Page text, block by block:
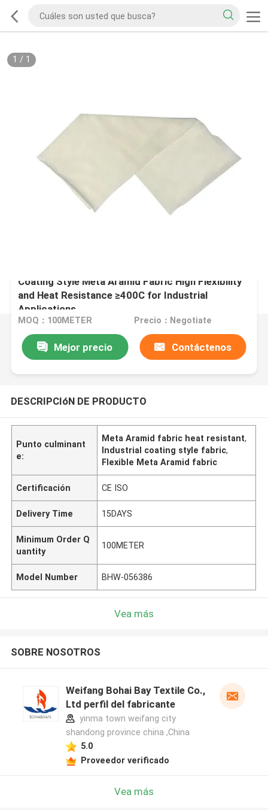
1 / 1
Coating Style Meta Aramid Fabric High Flexibility
and Heat Resistance ≥400C for Industrial
Applications
MOQ：100METER Precio：Negotiate
Mejor precio Contáctenos
DESCRIPCIóN DE PRODUCTO
Punto culminant
e:
Meta Aramid fabric heat resistant,
Industrial coating style fabric,
Flexible Meta Aramid fabric
Certificación CE ISO
Delivery Time 15DAYS
Minimum Order Q
uantity
100METER
Model Number BHW-056386
Vea más
SOBRE NOSOTROS
Weifang Bohai Bay Textile Co.,
Ltd perfil del fabricante
yinma town weifang city
shandong province china ,China
5.0
Proveedor verificado
Vea más